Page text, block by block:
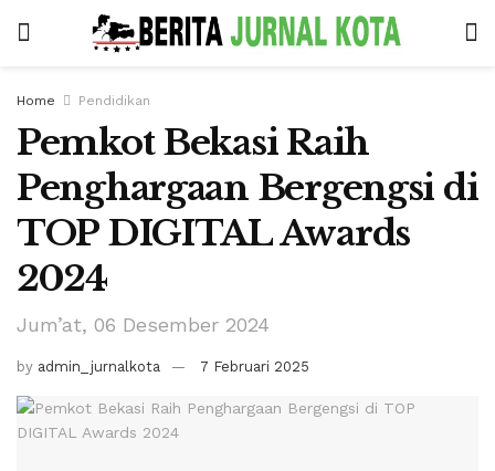
Home Pendidikan
Pemkot Bekasi Raih
Penghargaan Bergengsi di
TOP DIGITAL Awards
2024
Jum’at, 06 Desember 2024
by admin_jurnalkota 7 Februari 2025